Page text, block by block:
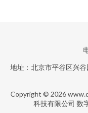
地址：北京市平谷区兴
Copyright © 2026
科技有限公司 数